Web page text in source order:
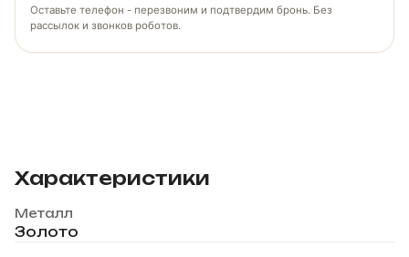
Оставьте телефон - перезвоним и подтвердим бронь. Без
рассылок и звонков роботов.
Характеристики
Металл
Золото